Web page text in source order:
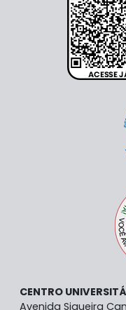
CENTRO
Avenida Siqueira